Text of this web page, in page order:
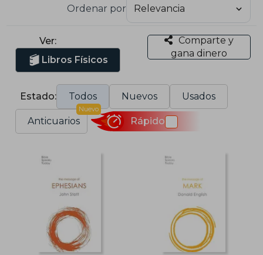
Ordenar por
Ver:
Libros Físicos
Comparte y
gana dinero
Estado: Todos Nuevos Usados
Anticuarios
Nuevo
Rápido